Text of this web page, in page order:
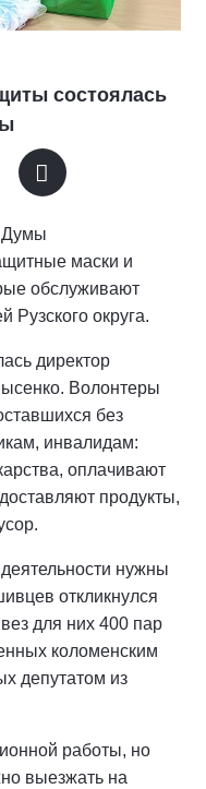
состоялась
Думы
маски и
обслуживают
округа.
директор
Волонтеры
без
инвалидам:
оплачивают
продукты,
нужны
откликнулся
для них 400 пар
коломенским
депутатом из
работы, но
выезжать на